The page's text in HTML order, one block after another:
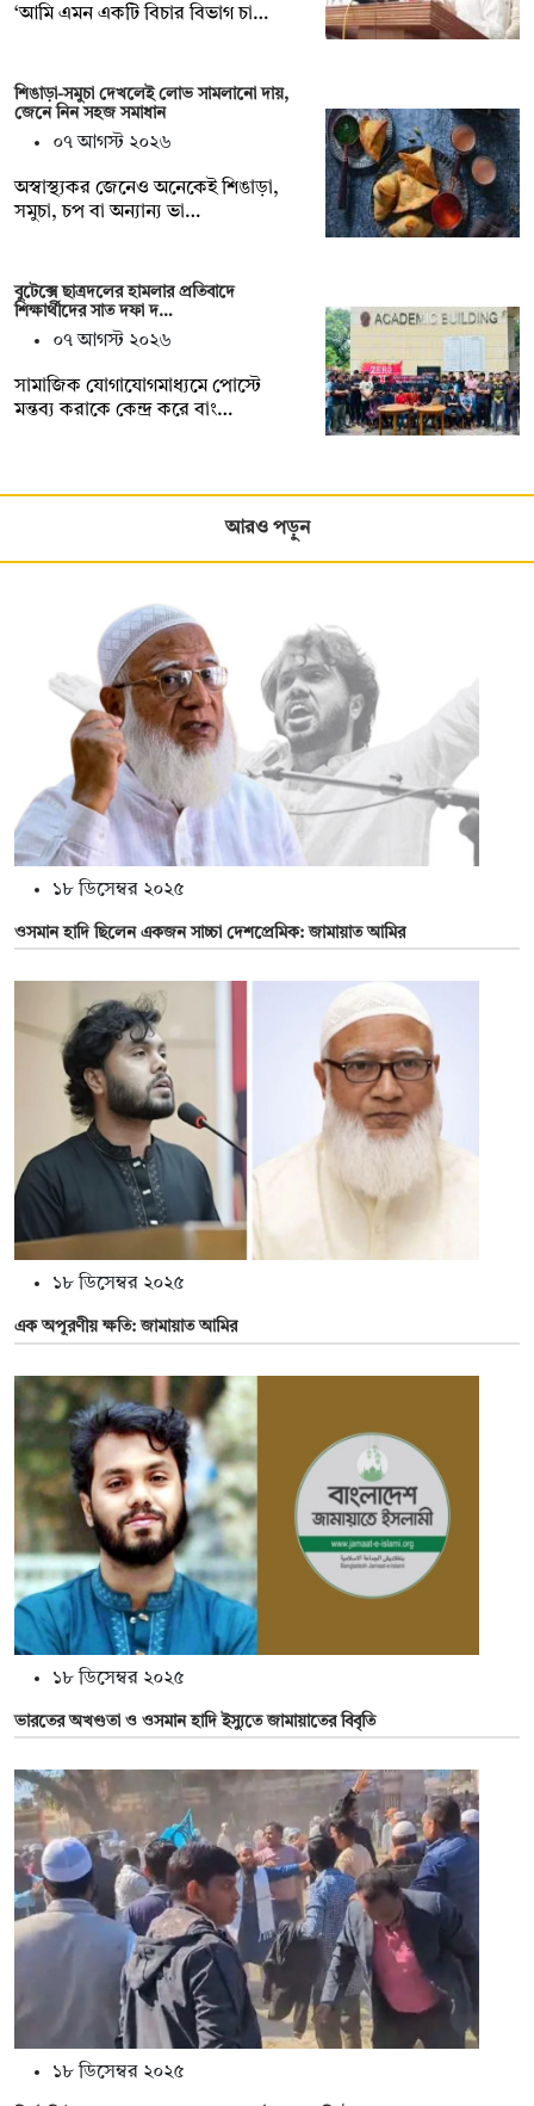
‘আমি এমন একটি বিচার বিভাগ চা…
শিঙাড়া-সমুচা দেখলেই লোভ সামলানো দায়,
জেনে নিন সহজ সমাধান
০৭ আগস্ট ২০২৬
অস্বাস্থ্যকর জেনেও অনেকেই শিঙাড়া,
সমুচা, চপ বা অন্যান্য ভা…
বুটেক্সে ছাত্রদলের হামলার প্রতিবাদে
শিক্ষার্থীদের সাত দফা দ…
০৭ আগস্ট ২০২৬
সামাজিক যোগাযোগমাধ্যমে পোস্টে
মন্তব্য করাকে কেন্দ্র করে বাং…
আরও পড়ুন
১৮ ডিসেম্বর ২০২৫
ওসমান হাদি ছিলেন একজন সাচ্চা দেশপ্রেমিক: জামায়াত আমির
১৮ ডিসেম্বর ২০২৫
এক অপূরণীয় ক্ষতি: জামায়াত আমির
১৮ ডিসেম্বর ২০২৫
ভারতের অখণ্ডতা ও ওসমান হাদি ইস্যুতে জামায়াতের বিবৃতি
১৮ ডিসেম্বর ২০২৫